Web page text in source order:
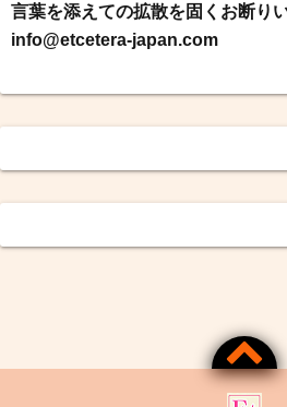
言葉を添えての拡散を固くお断り
info@etcetera-japan.com